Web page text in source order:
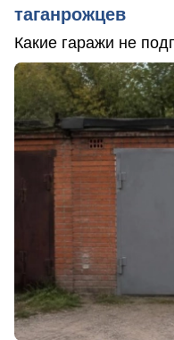
таганрожцев
Какие гаражи не